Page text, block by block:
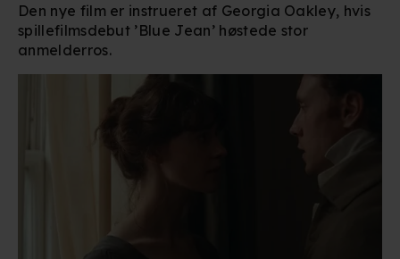
Den nye film er instrueret af Georgia Oakley, hvis
spillefilmsdebut ’Blue Jean’ høstede stor
anmelderros.